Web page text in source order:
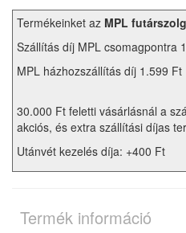
Termékeinket az MPL
Szállítás díj MPL csomagpontra
MPL házhozszállítás díj 1.599 Ft
30.000 Ft feletti vásárlásnál a
akciós, és extra szállítási díjas
Utánvét kezelés díja: +400 Ft
Termék információ